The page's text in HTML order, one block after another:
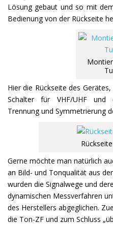
Lösung gebaut und so mit
Bedienung von der Rückseite
Hier die Rückseite des
Schalter für VHF/UHF und
Trennung und Symmetrierung
Gerne möchte man natürlich
an Bild- und Tonqualität aus
wurden die Signalwege und
dynamischen Messverfahren
des Herstellers abgeglichen.
die Ton-ZF und zum Schluss